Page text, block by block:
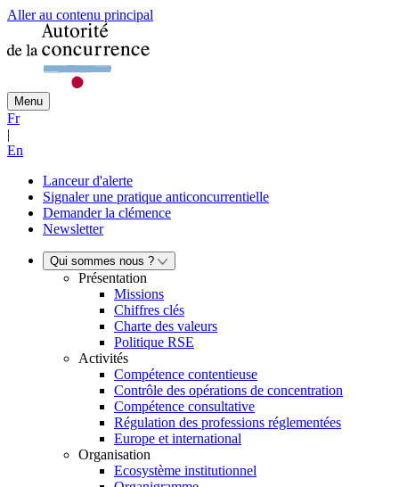
Aller au contenu principal
Menu
Fr
|
En
Lanceur d'alerte
Signaler une pratique anticoncurrentielle
Demander la clémence
Newsletter
Qui sommes nous ?
Présentation
Missions
Chiffres clés
Charte des valeurs
Politique RSE
Activités
Compétence contentieuse
Contrôle des opérations de concentration
Compétence consultative
Régulation des professions réglementées
Europe et international
Organisation
Ecosystème institutionnel